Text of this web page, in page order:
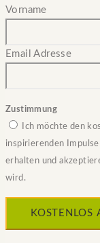
Vorname
Email Adresse
Zustimmung
Ich möchte den
inspirierenden
erhalten und
wird.